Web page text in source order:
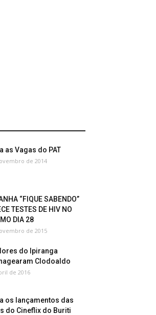
as Vagas do PAT
de 2014
“FIQUE SABENDO”
TESTES DE HIV NO
DIA 28
de 2015
do Ipiranga
Clodoaldo
de 2016
os lançamentos das
do Cineflix do Buriti